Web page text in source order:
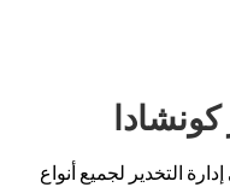
التخدير لجميع أنواع